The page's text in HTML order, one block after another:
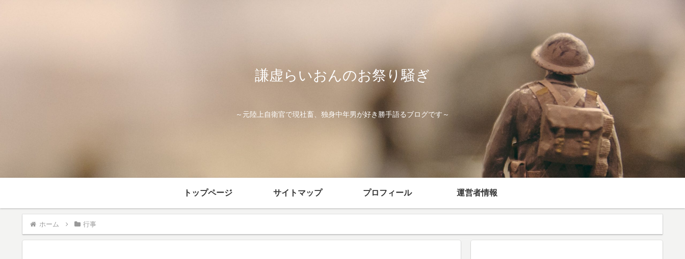
謙虚らいおんのお祭り騒ぎ
～元陸上自衛官で現社畜、独身中年男が好き勝手語るブログです～
トップページ サイトマップ プロフィール 運営者情報
ホーム 行事